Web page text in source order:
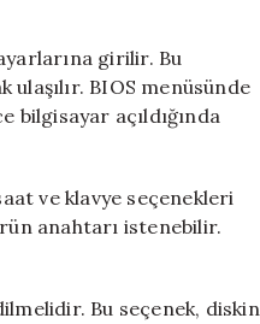
girilir. Bu
ulaşılır. BIOS menüsünde
bilgisayar açıldığında
ve klavye seçenekleri
anahtarı istenebilir.
Bu seçenek, diskin